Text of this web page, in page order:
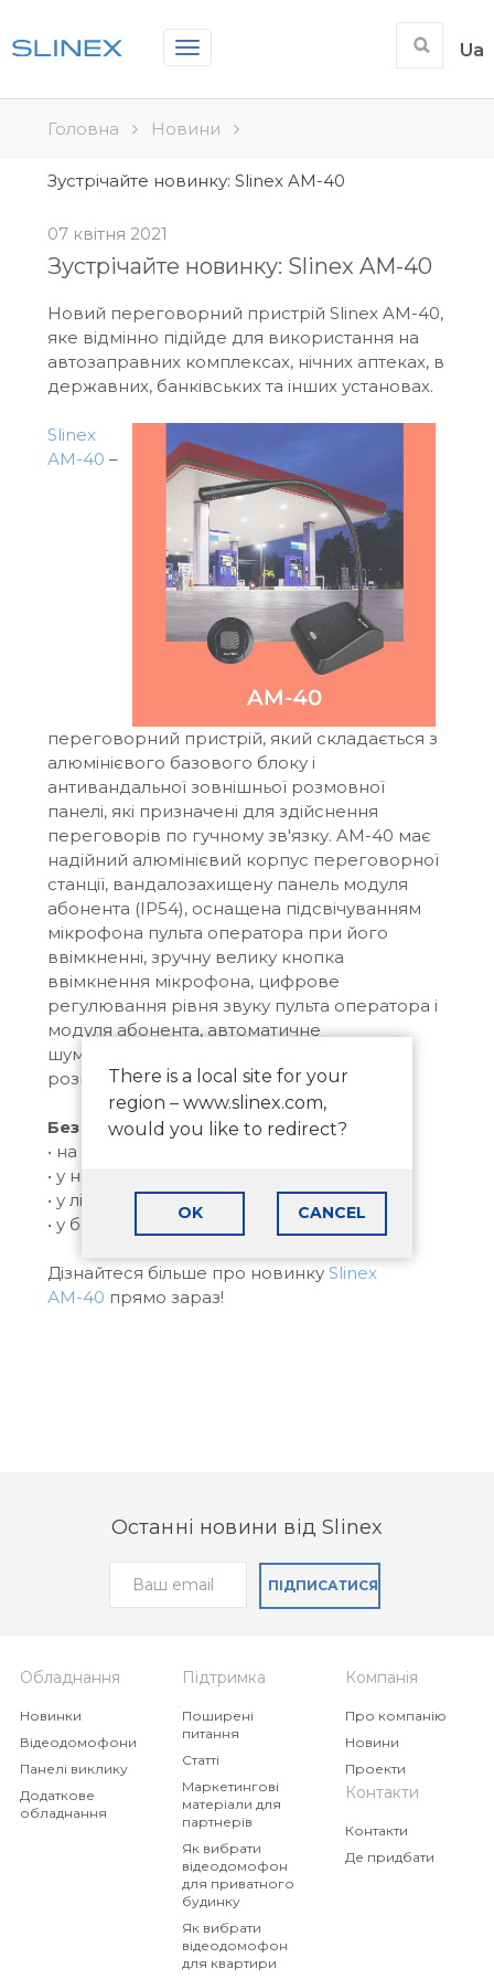
Toggle
navigation
Ua
Головна Новини
Зустрічайте новинку: Slinex AM-40
07 квітня 2021
Зустрічайте новинку: Slinex AM-40
Новий переговорний пристрій Slinex AM-40,
яке відмінно підійде для використання на
автозаправних комплексах, нічних аптеках, в
державних, банківських та інших установах.
Slinex
АМ-40 –
переговорний пристрій, який складається з
алюмінієвого базового блоку і
антивандальної зовнішньої розмовної
панелі, які призначені для здійснення
переговорів по гучному зв'язку. AM-40 має
надійний алюмінієвий корпус переговорної
станції, вандалозахищену панель модуля
абонента (IP54), оснащена підсвічуванням
мікрофона пульта оператора при його
ввімкненні, зручну велику кнопка
ввімкнення мікрофона, цифрове
регулювання рівня звуку пульта оператора і
модуля абонента, автоматичне
шумозаглушення фону при відсутності
розмови з обох сторін.
Без новинки не обійтися:
• на автозаправних комплексах;
• у нічних аптеках і магазинах;
• у лікарнях;
• у банківських та державних установах.
Дізнайтеся більше про новинку Slinex
АМ-40 прямо зараз!
There is a local site for your
region – www.slinex.com,
would you like to redirect?
OK CANCEL
Останні новини від Slinex
ПІДПИСАТИСЯ
Обладнання
Новинки
Відеодомофони
Панелі виклику
Додаткове
обладнання
Підтримка
Поширені
питання
Статті
Маркетингові
матеріали для
партнерів
Як вибрати
відеодомофон
для приватного
будинку
Як вибрати
відеодомофон
для квартири
Компанія
Про компанію
Новини
Проекти
Контакти
Контакти
Де придбати